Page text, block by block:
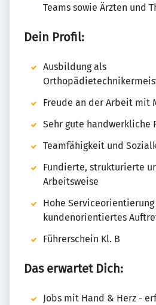
Teams sowie Ärzten und
Dein Profil:
Ausbildung als
Freude an der Arbeit mit
Sehr gute handwerkliche
Teamfähigkeit und
Fundierte, strukturierte
Arbeitsweise
Hohe Serviceorientierung
kundenorientiertes
Führerschein Kl. B
Das erwartet Dich:
Jobs mit Hand & Herz -